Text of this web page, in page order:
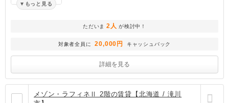
もっと見る
ただいま 2人 が検討中！
対象者全員に 20,000円 キャッシュバック
詳細を見る
メゾン・ラフィネⅡ 2階の賃貸【北海道 / 滝川